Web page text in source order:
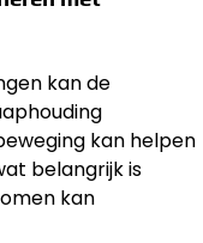
kan de
kan helpen
belangrijk is
kan